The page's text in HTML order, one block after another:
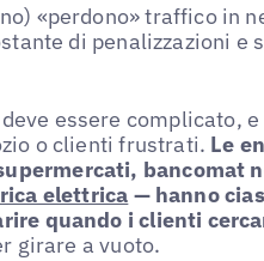
«perdono» traffico in
di penalizzazioni e
essere complicato,
o clienti frustrati. Le
bancomat
elettrica — hanno
quando i clienti
girare a vuoto.